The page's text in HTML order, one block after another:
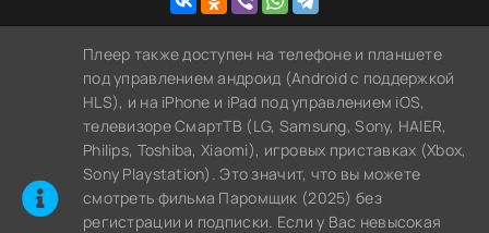
Плеер также доступен на телефоне и планшете
под управлением андроид (Android с поддержкой
HLS), и на iPhone и iPad под управлением iOS,
телевизоре СмартТВ (LG, Samsung, Sony, HAIER,
Philips, Toshiba, Xiaomi), игровых приставках (Xbox,
Sony Playstation). Это значит, что вы можете
cмотреть фильма Паромщик (2025) без
регистрации и подписки. Если у Вас невысокая